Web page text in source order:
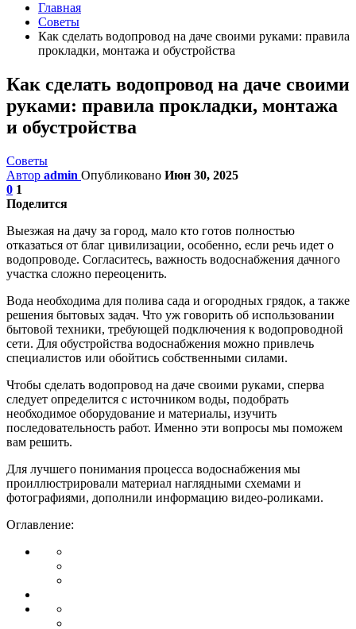
Главная
Советы
Как сделать водопровод на даче своими руками: правила
прокладки, монтажа и обустройства
Как сделать водопровод на даче своими
руками: правила прокладки, монтажа
и обустройства
Советы
Автор admin Опубликовано Июн 30, 2025
0 1
Поделится
Выезжая на дачу за город, мало кто готов полностью
отказаться от благ цивилизации, особенно, если речь идет о
водопроводе. Согласитесь, важность водоснабжения дачного
участка сложно переоценить.
Вода необходима для полива сада и огородных грядок, а также
решения бытовых задач. Что уж говорить об использовании
бытовой техники, требующей подключения к водопроводной
сети. Для обустройства водоснабжения можно привлечь
специалистов или обойтись собственными силами.
Чтобы сделать водопровод на даче своими руками, сперва
следует определится с источником воды, подобрать
необходимое оборудование и материалы, изучить
последовательность работ. Именно эти вопросы мы поможем
вам решить.
Для лучшего понимания процесса водоснабжения мы
проиллюстрировали материал наглядными схемами и
фотографиями, дополнили информацию видео-роликами.
Оглавление: